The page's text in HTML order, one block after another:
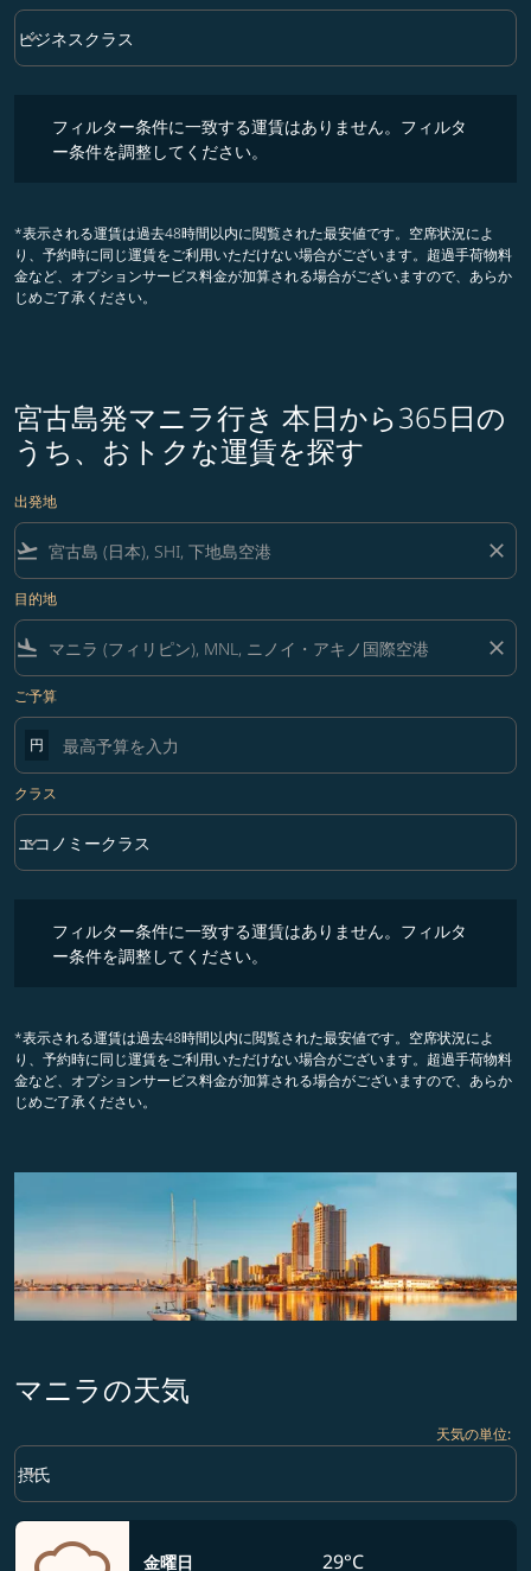
クラス option ビジネスクラス Selected
ビジネスクラス
keyboard_arrow_down
フィルター条件に一致する運賃はありません。フィルタ
ー条件を調整してください。
*表示される運賃は過去48時間以内に閲覧された最安値です。空席状況によ
り、予約時に同じ運賃をご利用いただけない場合がございます。超過手荷物料
金など、オプションサービス料金が加算される場合がございますので、あらか
じめご了承ください。
宮古島発マニラ行き 本日から365日の
うち、おトクな運賃を探す
出発地
flight_takeoff close
目的地
flight_land close
ご予算
円
クラス
クラス option エコノミークラス Selected
エコノミークラス
keyboard_arrow_down
フィルター条件に一致する運賃はありません。フィルタ
ー条件を調整してください。
*表示される運賃は過去48時間以内に閲覧された最安値です。空席状況によ
り、予約時に同じ運賃をご利用いただけない場合がございます。超過手荷物料
金など、オプションサービス料金が加算される場合がございますので、あらか
じめご了承ください。
マニラの天気
天気の単位:
Weather unit option 摂氏 Selected
摂氏
keyboard_arrow_down
金曜日 29°C